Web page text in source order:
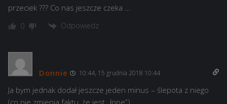
przeciek ??? Co nas jeszcze czeka …
0 Odpowiedz
Donnie 10:44, 15 grudnia 2018 10:44
Ja bym jednak dodał jeszcze jeden minus – ślepota z niego